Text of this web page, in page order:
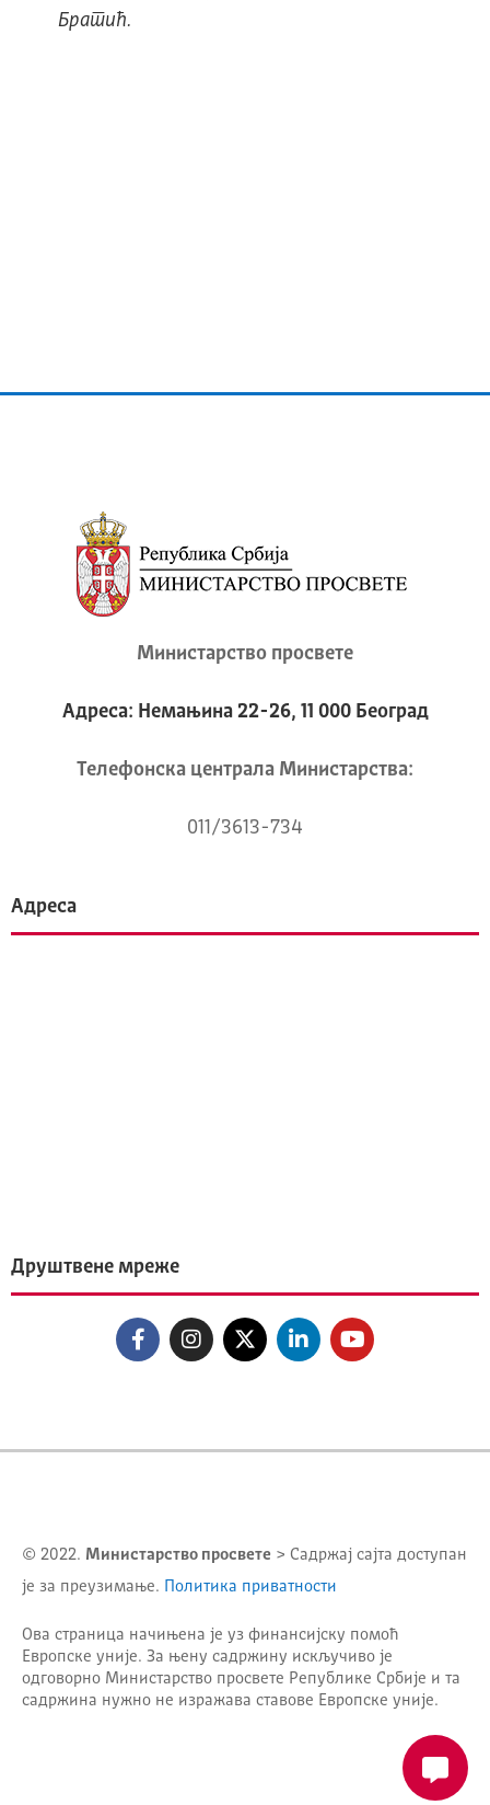
Братић.
Министарство просвете
Адреса: Немањина 22-26, 11 000 Београд
Телeфонска централа Mинистарства:
011/3613-734
Адреса
Друштвене мреже
© 2022. Министарство просвете > Садржај сајта доступан
је за преузимање.
Политика приватности
Ова страница начињена је уз финансијску помоћ
Европске уније. За њену садржину искључиво је
одговорно Министарство просвете Републике Србије и та
садржина нужно не изражава ставове Европске уније.